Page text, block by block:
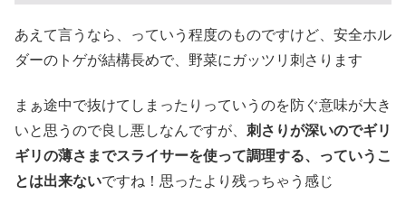
あえて言うなら、っていう程度のものですけど、安全ホル
ダーのトゲが結構長めで、野菜にガッツリ刺さります
まぁ途中で抜けてしまったりっていうのを防ぐ意味が大き
いと思うので良し悪しなんですが、 刺さりが深いのでギリ
ギリの薄さまでスライサーを使って調理する、っていうこ
とは出来ないですね！思ったより残っちゃう感じ